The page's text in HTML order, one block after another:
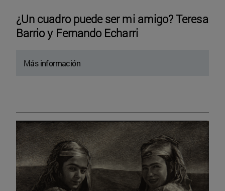
¿Un cuadro puede ser mi amigo? Teresa
Barrio y Fernando Echarri
Más información